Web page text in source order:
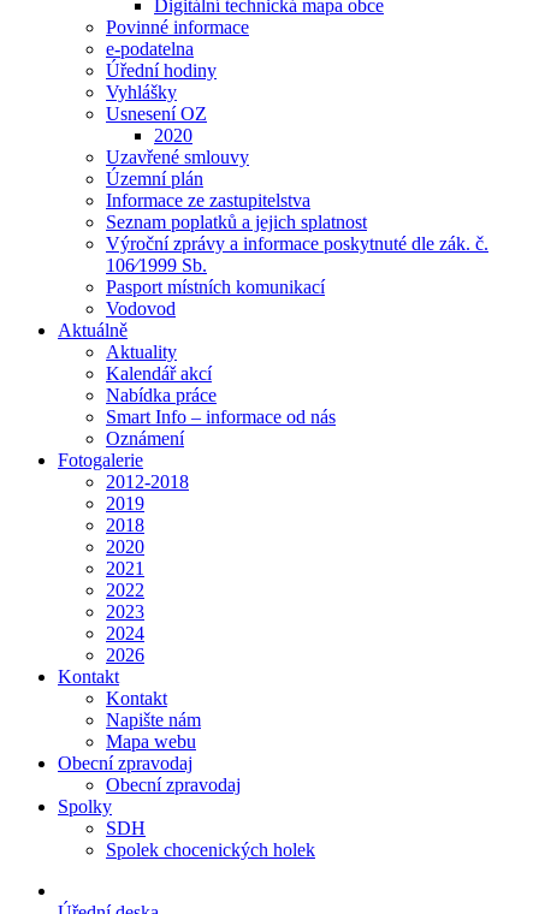
Digitální technická mapa obce
Povinné informace
e-podatelna
Úřední hodiny
Vyhlášky
Usnesení OZ
2020
Uzavřené smlouvy
Územní plán
Informace ze zastupitelstva
Seznam poplatků a jejich splatnost
Výroční zprávy a informace poskytnuté dle zák. č.
106⁄1999 Sb.
Pasport místních komunikací
Vodovod
Aktuálně
Aktuality
Kalendář akcí
Nabídka práce
Smart Info – informace od nás
Oznámení
Fotogalerie
2012-2018
2019
2018
2020
2021
2022
2023
2024
2026
Kontakt
Kontakt
Napište nám
Mapa webu
Obecní zpravodaj
Obecní zpravodaj
Spolky
SDH
Spolek chocenických holek